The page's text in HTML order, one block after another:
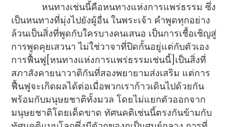
หนทางเช่นนี้คือหนทางแห่งการแพร่ธรรม ซึ่ง
เป็นหนทางที่มุ่งไปยังผู้อื่น ในพระเจ้า คำพูดทุกอย่าง
ล้วนเป็นสิ่งที่พูดกับใครบางคนเสนอ เป็นการเชื้อเชิญสู่
การพูดคุยเสวนา ไม่ใช่วาจาที่ปิดกั้นอยู่แต่กับตัวเอง
การฟื้นฟู[หนทางแห่งการแพร่ธรรมเช่นนี้]เป็นสิ่งที่
สภาสังคายนาวาติกันที่สองพยายามส่งเสริม แต่การ
ฟื้นฟูจะเกิดผลได้ต่อเมื่อพวกเราก้าวเดินไปด้วยกัน
พร้อมกับมนุษยชาติทั้งมวล โดยไม่แยกตัวออกจาก
มนุษยชาติโดยเด็ดขาด ทัศนคติเช่นนี้ตรงกันข้ามกับ